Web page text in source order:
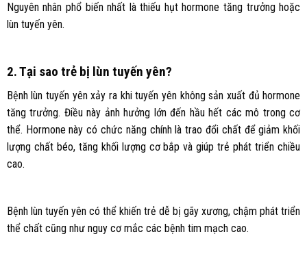
Nguyên nhân phổ biến nhất là thiếu hụt hormone tăng trưởng hoặc
lùn tuyến yên.
2. Tại sao trẻ bị lùn tuyến yên?
Bệnh lùn tuyến yên xảy ra khi tuyến yên không sản xuất đủ hormone
tăng trưởng. Điều này ảnh hưởng lớn đến hầu hết các mô trong cơ
thể. Hormone này có chức năng chính là trao đổi chất để giảm khối
lượng chất béo, tăng khối lượng cơ bắp và giúp trẻ phát triển chiều
cao.
Bệnh lùn tuyến yên có thể khiến trẻ dễ bị gãy xương, chậm phát triển
thể chất cũng như nguy cơ mắc các bệnh tim mạch cao.